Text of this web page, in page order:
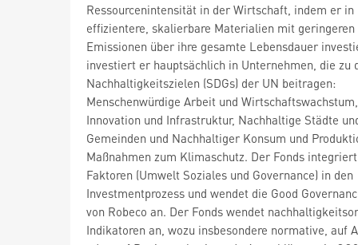
Ressourcenintensität in der Wirtschaft, indem er in
effizientere, skalierbare Materialien mit geringeren
Emissionen über ihre gesamte Lebensdauer
investiert er hauptsächlich in Unternehmen, die zu
Nachhaltigkeitszielen (SDGs) der UN beitragen:
Menschenwürdige Arbeit und
Innovation und Infrastruktur, Nachhaltige Städte
Gemeinden und Nachhaltiger Konsum und
Maßnahmen zum Klimaschutz. Der Fonds
Faktoren (Umwelt Soziales und Governance) in den
Investmentprozess und wendet die Good
von Robeco an. Der Fonds wendet
Indikatoren an, wozu insbesondere normative, auf